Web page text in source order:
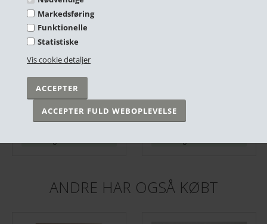
Markedsføring
Funktionelle
Statistiske
Vis cookie detaljer
Plakat - Danmark - Kerteminde - 50x70 cm.
ANDRE HAR OGSÅ KØBT